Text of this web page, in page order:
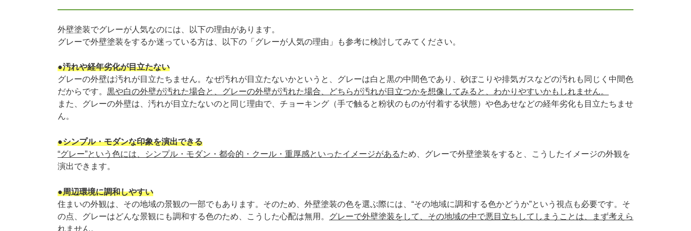
外壁塗装でグレーが人気なのには、以下の理由があります。
グレーで外壁塗装をするか迷っている方は、以下の「グレーが人気の理由」も参考に検討してみてください。
●汚れや経年劣化が目立たない
グレーの外壁は汚れが目立たちません。なぜ汚れが目立たないかというと、グレーは白と黒の中間色であり、砂ぼこりや排気ガスなどの汚れも同じく中間色
だからです。 黒や白の外壁が汚れた場合と、グレーの外壁が汚れた場合、どちらが汚れが目立つかを想像してみると、わかりやすいかもしれません。
また、グレーの外壁は、汚れが目立たないのと同じ理由で、チョーキング（手で触ると粉状のものが付着する状態）や色あせなどの経年劣化も目立たちませ
ん。
●シンプル・モダンな印象を演出できる
“グレー”という色には、シンプル・モダン・都会的・クール・重厚感といったイメージがあるため、グレーで外壁塗装をすると、こうしたイメージの外観を
演出できます。
●周辺環境に調和しやすい
住まいの外観は、その地域の景観の一部でもあります。そのため、外壁塗装の色を選ぶ際には、“その地域に調和する色かどうか”という視点も必要です。そ
の点、グレーはどんな景観にも調和する色のため、こうした心配は無用。 グレーで外壁塗装をして、その地域の中で悪目立ちしてしまうことは、まず考えら
れません。